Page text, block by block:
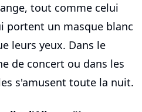
tout comme celui
portent un masque blanc
leurs yeux. Dans le
de concert ou dans les
s'amusent toute la nuit.